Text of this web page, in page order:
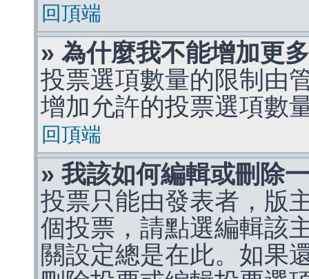
回頂端
» 為什麼我不能增加更
投票選項數量的限制由
增加允許的投票選項數
回頂端
» 我該如何編輯或刪除
投票只能由發表者，版
個投票，請點選編輯該
關設定總是在此。如果